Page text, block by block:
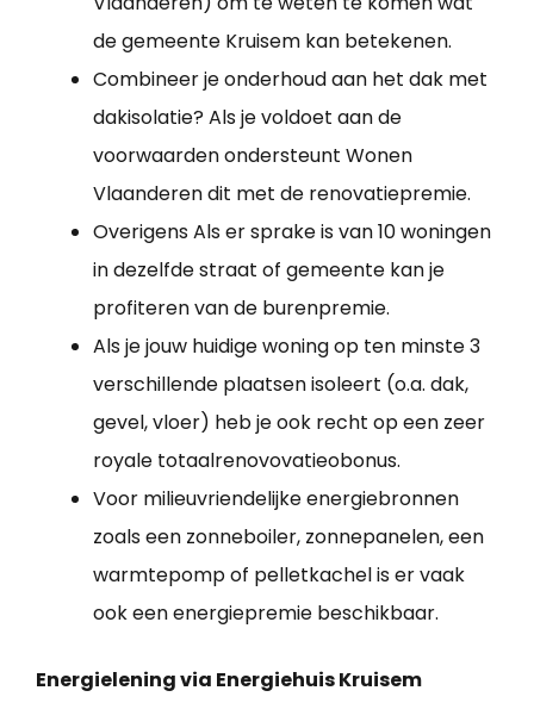
de gemeente Kruisem kan betekenen.
Combineer je onderhoud aan het dak met
dakisolatie? Als je voldoet aan de
voorwaarden ondersteunt Wonen
Vlaanderen dit met de renovatiepremie.
Overigens Als er sprake is van 10 woningen
in dezelfde straat of gemeente kan je
profiteren van de burenpremie.
Als je jouw huidige woning op ten minste 3
verschillende plaatsen isoleert (o.a. dak,
gevel, vloer) heb je ook recht op een zeer
royale totaalrenovovatieobonus.
Voor milieuvriendelijke energiebronnen
zoals een zonneboiler, zonnepanelen, een
warmtepomp of pelletkachel is er vaak
ook een energiepremie beschikbaar.
Energielening via Energiehuis Kruisem